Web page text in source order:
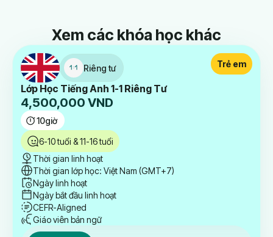
Xem các khóa học khác
Riêng tư
Lớp Học Tiếng Anh 1-1 Riêng Tư
4,500,000 VND
10giờ
Trẻ em
6-10 tuổi & 11-16 tuổi
Thời gian linh hoạt
Thời gian lớp học: Việt Nam (GMT+7)
Ngày linh hoạt
Ngày bắt đầu linh hoạt
CEFR-Aligned
Giáo viên bản ngữ